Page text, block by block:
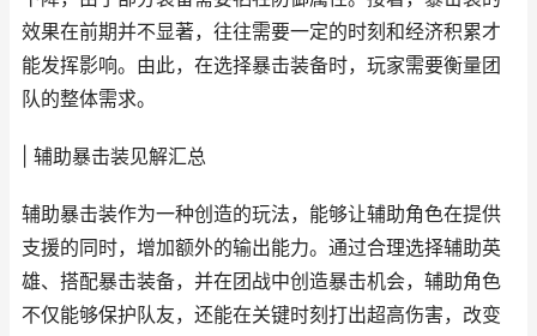
效果在前期并不显著，往往需要一定的时刻和经济积累才
能发挥影响。由此，在选择暴击装备时，玩家需要衡量团
队的整体需求。
| 辅助暴击装见解汇总
辅助暴击装作为一种创造的玩法，能够让辅助角色在提供
支援的同时，增加额外的输出能力。通过合理选择辅助英
雄、搭配暴击装备，并在团战中创造暴击机会，辅助角色
不仅能够保护队友，还能在关键时刻打出超高伤害，改变